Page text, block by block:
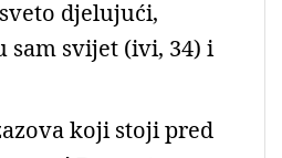
djelujući,
sam svijet (ivi, 34) i
koji stoji pred